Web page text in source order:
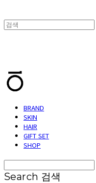
BRAND
SKIN
HAIR
GIFT SET
SHOP
Search 검색